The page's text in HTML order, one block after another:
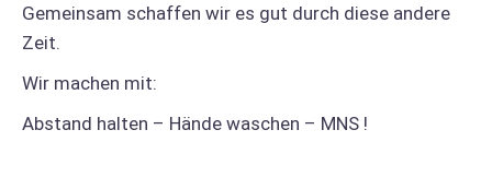
Gemeinsam schaffen wir es gut durch diese andere
Zeit.
Wir machen mit:
Abstand halten – Hände waschen – MNS !